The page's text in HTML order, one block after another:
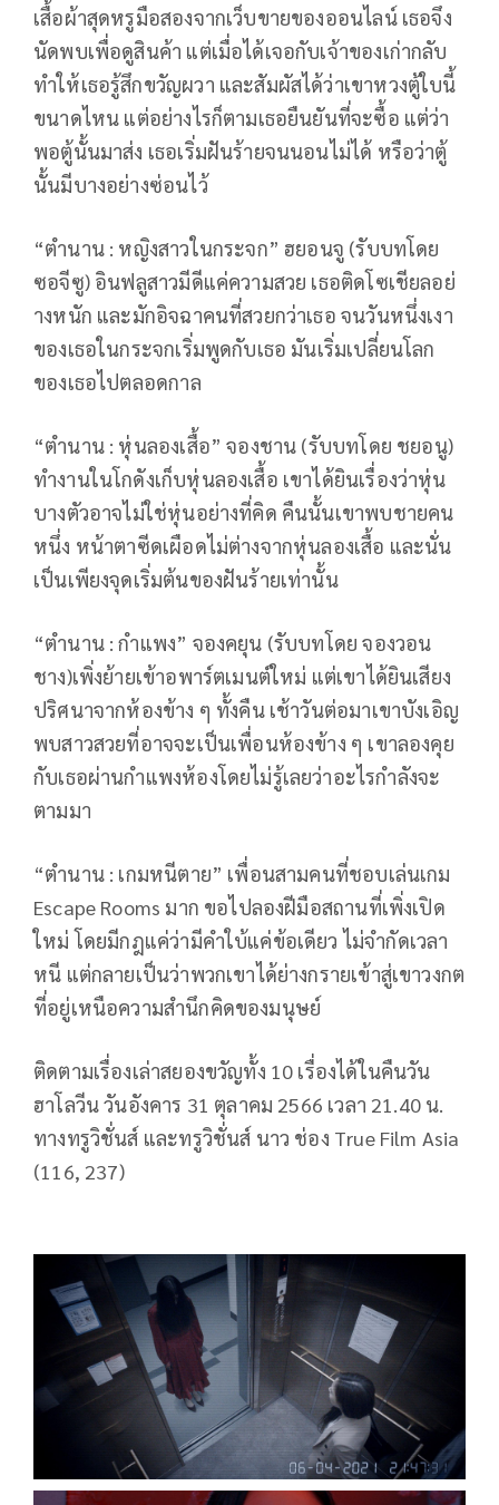
เสื้อผ้าสุดหรูมือสองจากเว็บขายของออนไลน์ เธอจึง
นัดพบเพื่อดูสินค้า แต่เมื่อได้เจอกับเจ้าของเก่ากลับ
ทำให้เธอรู้สึกขวัญผวา และสัมผัสได้ว่าเขาหวงตู้ใบนี้
ขนาดไหน แต่อย่างไรก็ตามเธอยืนยันที่จะซื้อ แต่ว่า
พอตู้นั้นมาส่ง เธอเริ่มฝันร้ายจนนอนไม่ได้ หรือว่าตู้
นั้นมีบางอย่างซ่อนไว้
“ตำนาน : หญิงสาวในกระจก” ฮยอนจู (รับบทโดย
ซอจีซู) อินฟลูสาวมีดีแค่ความสวย เธอติดโซเชียลอย่
างหนัก และมักอิจฉาคนที่สวยกว่าเธอ จนวันหนึ่งเงา
ของเธอในกระจกเริ่มพูดกับเธอ มันเริ่มเปลี่ยนโลก
ของเธอไปตลอดกาล
“ตำนาน : หุ่นลองเสื้อ” จองชาน (รับบทโดย ชยอนู)
ทำงานในโกดังเก็บหุ่นลองเสื้อ เขาได้ยินเรื่องว่าหุ่น
บางตัวอาจไม่ใช่หุ่นอย่างที่คิด คืนนั้นเขาพบชายคน
หนึ่ง หน้าตาซีดเผือดไม่ต่างจากหุ่นลองเสื้อ และนั่น
เป็นเพียงจุดเริ่มต้นของฝันร้ายเท่านั้น
“ตำนาน : กำแพง” จองคยุน (รับบทโดย จองวอน
ชาง)เพิ่งย้ายเข้าอพาร์ตเมนต์ใหม่ แต่เขาได้ยินเสียง
ปริศนาจากห้องข้าง ๆ ทั้งคืน เช้าวันต่อมาเขาบังเอิญ
พบสาวสวยที่อาจจะเป็นเพื่อนห้องข้าง ๆ เขาลองคุย
กับเธอผ่านกำแพงห้องโดยไม่รู้เลยว่าอะไรกำลังจะ
ตามมา
“ตำนาน : เกมหนีตาย” เพื่อนสามคนที่ชอบเล่นเกม
Escape Rooms มาก ขอไปลองฝีมือสถานที่เพิ่งเปิด
ใหม่ โดยมีกฎแค่ว่ามีคำใบ้แค่ข้อเดียว ไม่จำกัดเวลา
หนี แต่กลายเป็นว่าพวกเขาได้ย่างกรายเข้าสู่เขาวงกต
ที่อยู่เหนือความสำนึกคิดของมนุษย์
ติดตามเรื่องเล่าสยองขวัญทั้ง 10 เรื่องได้ในคืนวัน
ฮาโลวีน วันอังคาร 31 ตุลาคม 2566 เวลา 21.40 น.
ทางทรูวิชั่นส์ และทรูวิชั่นส์ นาว ช่อง True Film Asia
(116, 237)